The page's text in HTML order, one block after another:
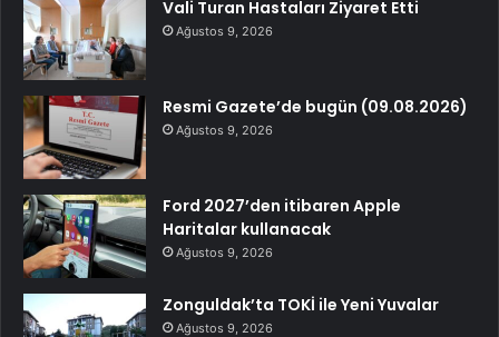
Vali Turan Hastaları Ziyaret Etti
Ağustos 9, 2026
Resmi Gazete’de bugün (09.08.2026)
Ağustos 9, 2026
Ford 2027’den itibaren Apple
Haritalar kullanacak
Ağustos 9, 2026
Zonguldak’ta TOKİ ile Yeni Yuvalar
Ağustos 9, 2026